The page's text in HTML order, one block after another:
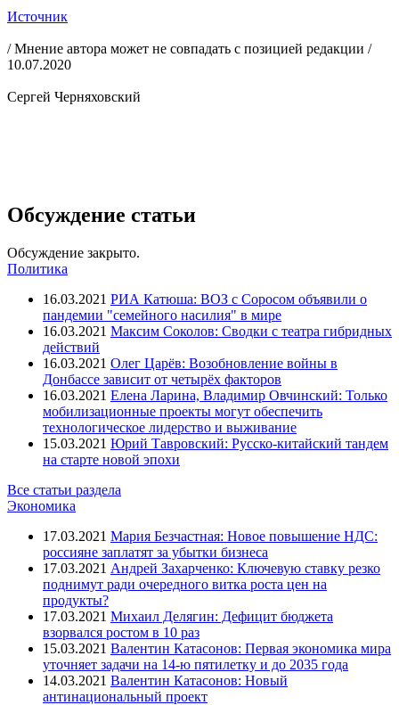
Источник
/ Мнение автора может не совпадать с позицией редакции /
10.07.2020
Сергей Черняховский
Обсуждение статьи
Обсуждение закрыто.
Политика
16.03.2021 РИА Катюша: ВОЗ с Соросом объявили о
пандемии "семейного насилия" в мире
16.03.2021 Максим Соколов: Сводки с театра гибридных
действий
16.03.2021 Олег Царёв: Возобновление войны в
Донбассе зависит от четырёх факторов
16.03.2021 Елена Ларина, Владимир Овчинский: Только
мобилизационные проекты могут обеспечить
технологическое лидерство и выживание
15.03.2021 Юрий Тавровский: Русско-китайский тандем
на старте новой эпохи
Все статьи раздела
Экономика
17.03.2021 Мария Безчастная: Новое повышение НДС:
россияне заплатят за убытки бизнеса
17.03.2021 Андрей Захарченко: Ключевую ставку резко
поднимут ради очередного витка роста цен на
продукты?
17.03.2021 Михаил Делягин: Дефицит бюджета
взорвался ростом в 10 раз
15.03.2021 Валентин Катасонов: Первая экономика мира
уточняет задачи на 14-ю пятилетку и до 2035 года
14.03.2021 Валентин Катасонов: Новый
антинациональный проект